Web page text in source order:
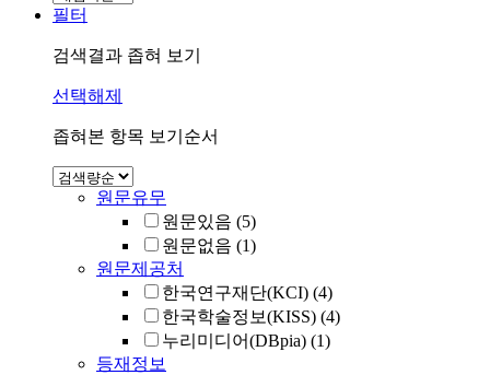
필터
검색결과 좁혀 보기
선택해제
좁혀본 항목 보기순서
원문유무
원문있음 (5)
원문없음 (1)
원문제공처
한국연구재단(KCI) (4)
한국학술정보(KISS) (4)
누리미디어(DBpia) (1)
등재정보